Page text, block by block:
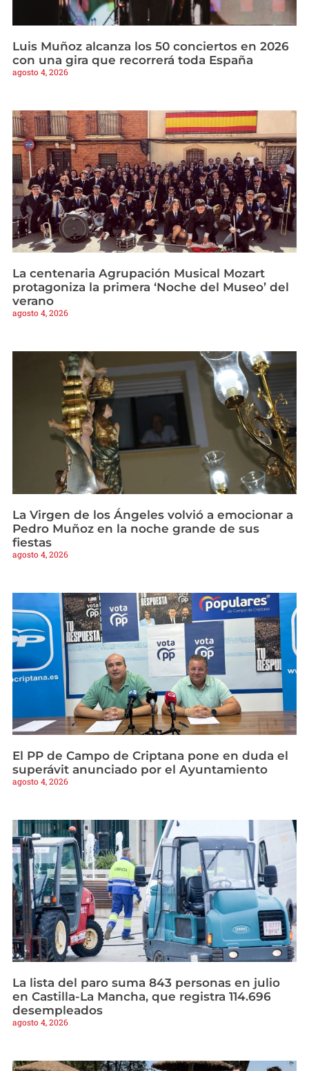
Luis Muñoz alcanza los 50 conciertos en 2026
con una gira que recorrerá toda España
agosto 4, 2026
La centenaria Agrupación Musical Mozart
protagoniza la primera ‘Noche del Museo’ del
verano
agosto 4, 2026
La Virgen de los Ángeles volvió a emocionar a
Pedro Muñoz en la noche grande de sus
fiestas
agosto 4, 2026
El PP de Campo de Criptana pone en duda el
superávit anunciado por el Ayuntamiento
agosto 4, 2026
La lista del paro suma 843 personas en julio
en Castilla-La Mancha, que registra 114.696
desempleados
agosto 4, 2026